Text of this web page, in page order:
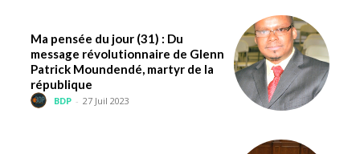
Ma pensée du jour (31) : Du
message révolutionnaire de Glenn
Patrick Moundendé, martyr de la
république
BDP - 27 Juil 2023